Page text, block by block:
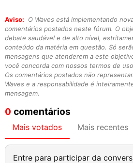
Aviso:
O Waves está implementando
comentários postados neste fórum. O
debate saudável e de alto nível,
conteúdo da matéria em questão. Só
mensagens que atenderem a este
você concorda com nossos termos de
Os comentários postados não
Waves e a responsabilidade é
mensagem.
0 comentários
Mais votados Mais recentes
Entre para participar da